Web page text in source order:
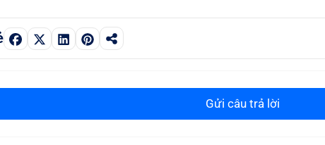
Gửi câu trả lời